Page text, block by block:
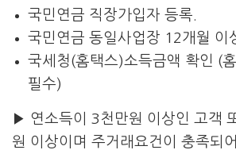
국민연금 직장가입자 등록.
국민연금 동일사업장 12개월 이
국세청(홈택스)소득금액 확인 (
필수)
▶ 연소득이 3천만원 이상인 고객
원 이상이며 주거래요건이 충족되